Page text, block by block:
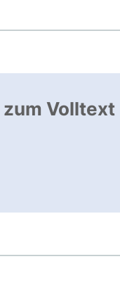
Volltext
neues